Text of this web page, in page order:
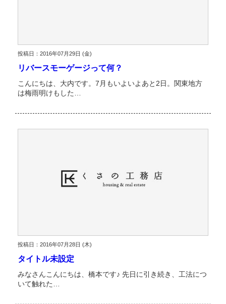
投稿日：2016年07月29日 (金)
リバースモーゲージって何？
こんにちは、大内です。7月もいよいよあと2日。関東地方
は梅雨明けもした…
投稿日：2016年07月28日 (木)
タイトル未設定
みなさんこんにちは、橋本です♪ 先日に引き続き、工法につ
いて触れた…